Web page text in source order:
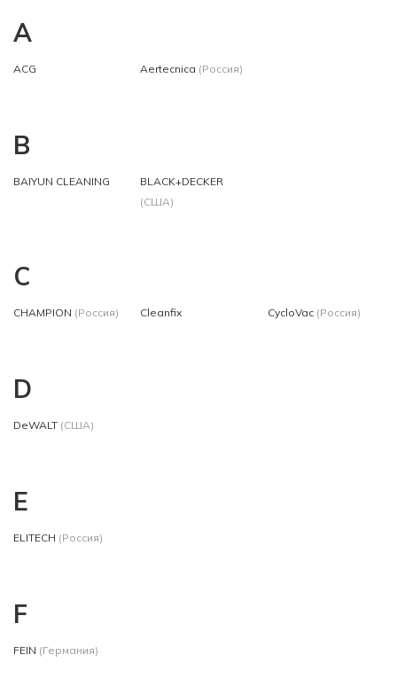
A
ACG Aertecnica (Россия)
B
BAIYUN CLEANING
BLACK+DECKER
(США)
C
CHAMPION (Россия) Cleanfix CycloVac (Россия)
D
DeWALT (США)
E
ELITECH (Россия)
F
FEIN (Германия)